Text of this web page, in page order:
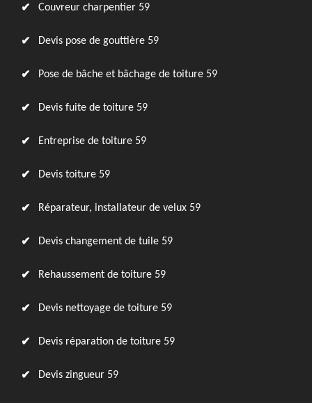
Couvreur charpentier 59
Devis pose de gouttière 59
Pose de bâche et bâchage de toiture 59
Devis fuite de toiture 59
Entreprise de toiture 59
Devis toiture 59
Réparateur, installateur de velux 59
Devis changement de tuile 59
Rehaussement de toiture 59
Devis nettoyage de toiture 59
Devis réparation de toiture 59
Devis zingueur 59